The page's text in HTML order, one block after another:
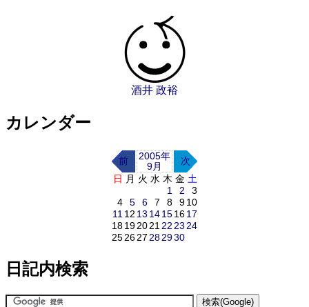
酒井 政裕
カレンダー
前
2005年
9月
次
日 月 火 水 木 金 土
1
2
3
4
5 6 7 8 910
11 12 13 14151617
18192021 22 23 24
252627 282930
日記内検索